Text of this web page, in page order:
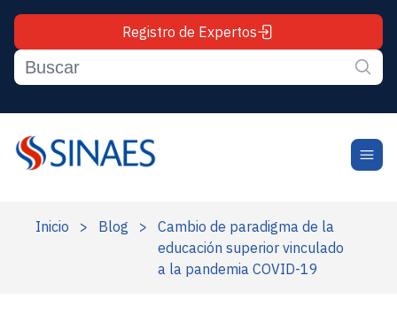
Registro de Expertos
Inicio > Blog >
Cambio de paradigma de la
educación superior vinculado
a la pandemia COVID-19